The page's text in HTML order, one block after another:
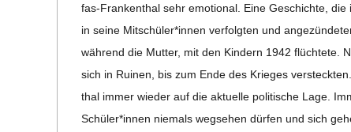
D
T
fas-Fran­ken­­thal sehr emo­tio­nal. Eine Geschichte,
in seine Mitschüler*innen ver­folg­ten und
wäh­rend die Mut­ter, mit den Kin­dern 1942 flüch­tete.
sich in Rui­nen, bis zum Ende des Krie­ges
thal immer wie­der auf die aktu­elle poli­ti­sche Lage.
Schüler*innen nie­mals weg­se­hen dür­fen und sich